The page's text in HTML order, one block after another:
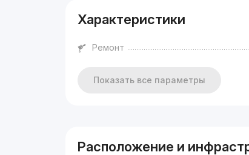
Характеристики
Ремонт
Показать все параметры
Расположение и